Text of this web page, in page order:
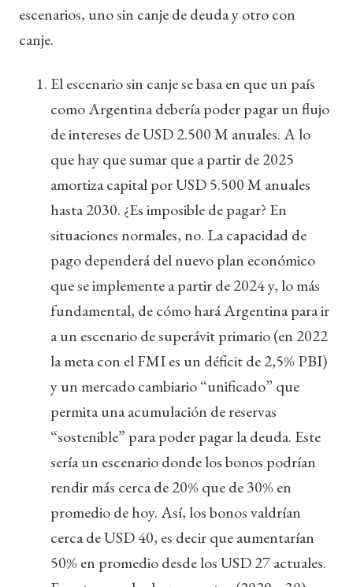
escenarios, uno sin canje de deuda y otro con
canje.
El escenario sin canje se basa en que un país
como Argentina debería poder pagar un flujo
de intereses de USD 2.500 M anuales. A lo
que hay que sumar que a partir de 2025
amortiza capital por USD 5.500 M anuales
hasta 2030. ¿Es imposible de pagar? En
situaciones normales, no. La capacidad de
pago dependerá del nuevo plan económico
que se implemente a partir de 2024 y, lo más
fundamental, de cómo hará Argentina para ir
a un escenario de superávit primario (en 2022
la meta con el FMI es un déficit de 2,5% PBI)
y un mercado cambiario “unificado” que
permita una acumulación de reservas
“sostenible” para poder pagar la deuda. Este
sería un escenario donde los bonos podrían
rendir más cerca de 20% que de 30% en
promedio de hoy. Así, los bonos valdrían
cerca de USD 40, es decir que aumentarían
50% en promedio desde los USD 27 actuales.